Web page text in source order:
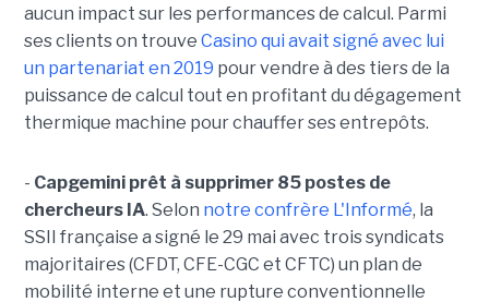
aucun impact sur les performances de calcul. Parmi
ses clients on trouve Casino qui avait signé avec lui
un partenariat en 2019 pour vendre à des tiers de la
puissance de calcul tout en profitant du dégagement
thermique machine pour chauffer ses entrepôts.
- Capgemini prêt à supprimer 85 postes de
chercheurs IA. Selon notre confrère L'Informé, la
SSII française a signé le 29 mai avec trois syndicats
majoritaires (CFDT, CFE-CGC et CFTC) un plan de
mobilité interne et une rupture conventionnelle